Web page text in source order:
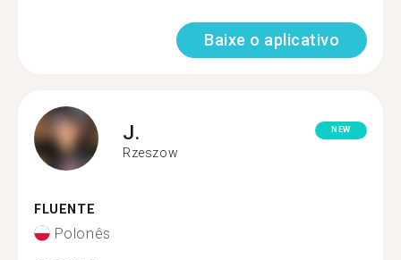
Baixe o aplicativo
J.
Rzeszow
NEW
FLUENTE
Polonês